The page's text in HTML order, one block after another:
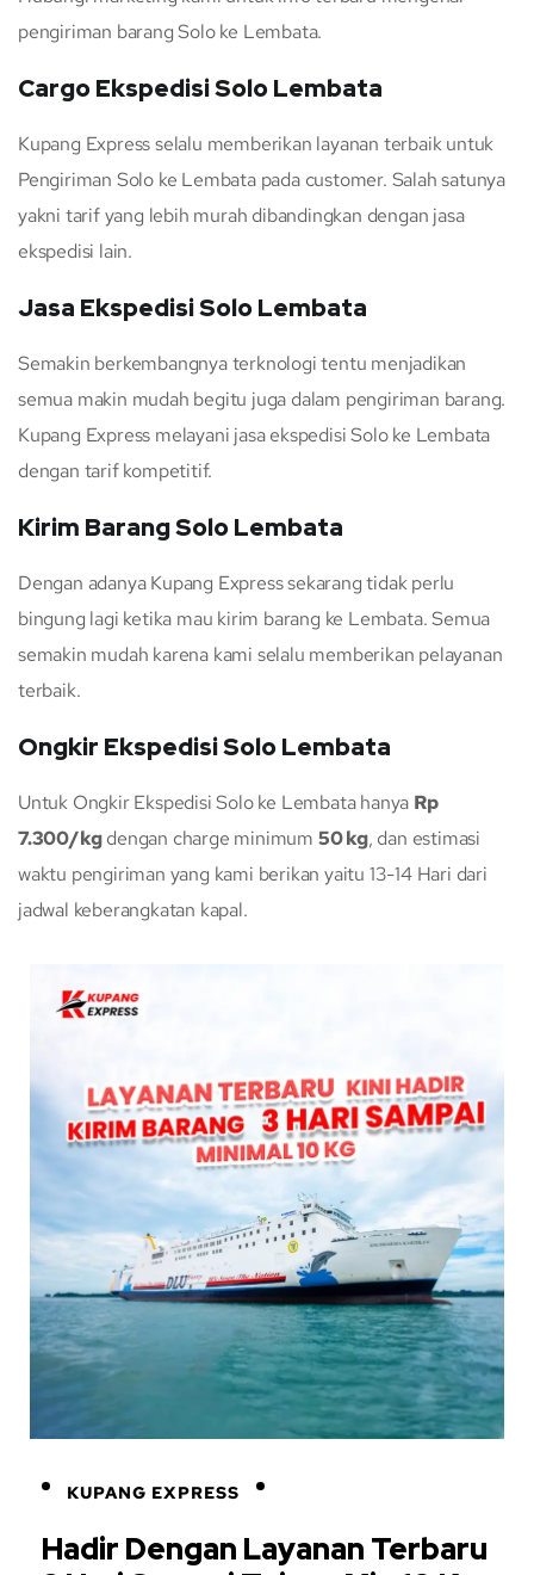
pengiriman barang Solo ke Lembata.
Cargo Ekspedisi Solo Lembata
Kupang Express selalu memberikan layanan terbaik untuk
Pengiriman Solo ke Lembata pada customer. Salah satunya
yakni tarif yang lebih murah dibandingkan dengan jasa
ekspedisi lain.
Jasa Ekspedisi Solo Lembata
Semakin berkembangnya terknologi tentu menjadikan
semua makin mudah begitu juga dalam pengiriman barang.
Kupang Express melayani jasa ekspedisi Solo ke Lembata
dengan tarif kompetitif.
Kirim Barang Solo Lembata
Dengan adanya Kupang Express sekarang tidak perlu
bingung lagi ketika mau kirim barang ke Lembata. Semua
semakin mudah karena kami selalu memberikan pelayanan
terbaik.
Ongkir Ekspedisi Solo Lembata
Untuk Ongkir Ekspedisi Solo ke Lembata hanya Rp
7.300/kgdengan charge minimum 50 kg, dan estimasi
waktu pengiriman yang kami berikan yaitu 13-14 Hari dari
jadwal keberangkatan kapal.
KUPANG EXPRESS
Hadir Dengan Layanan Terbaru